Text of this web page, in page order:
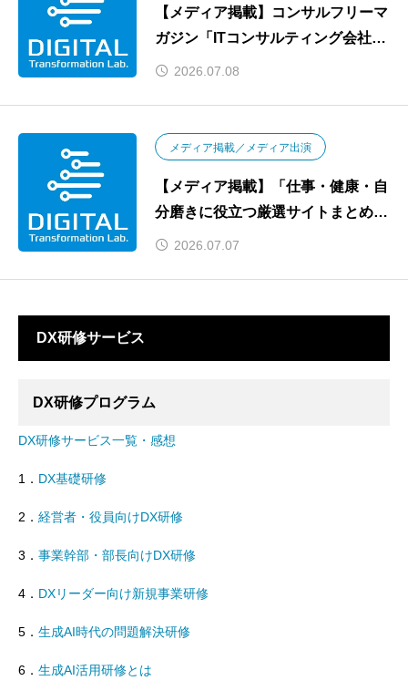
【メディア掲載】コンサルフリーマ
ガジン「ITコンサルティング会社29
選」に選出されました
2026.07.08
メディア掲載／メディア出演
【メディア掲載】「仕事・健康・自
分磨きに役立つ厳選サイトまとめ」
にてDXナレッジが紹介されました
2026.07.07
DX研修サービス
DX研修プログラム
DX研修サービス一覧・感想
1． DX基礎研修
2． 経営者・役員向けDX研修
3． 事業幹部・部長向けDX研修
4． DXリーダー向け新規事業研修
5． 生成AI時代の問題解決研修
6． 生成AI活用研修とは